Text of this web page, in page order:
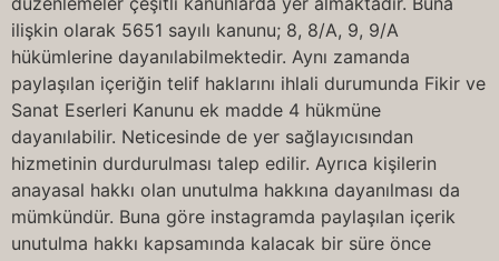
ilişkin olarak 5651 sayılı kanunu; 8, 8/A, 9, 9/A
hükümlerine dayanılabilmektedir. Aynı zamanda
paylaşılan içeriğin telif haklarını ihlali durumunda Fikir ve
Sanat Eserleri Kanunu ek madde 4 hükmüne
dayanılabilir. Neticesinde de yer sağlayıcısından
hizmetinin durdurulması talep edilir. Ayrıca kişilerin
anayasal hakkı olan unutulma hakkına dayanılması da
mümkündür. Buna göre instagramda paylaşılan içerik
unutulma hakkı kapsamında kalacak bir süre önce